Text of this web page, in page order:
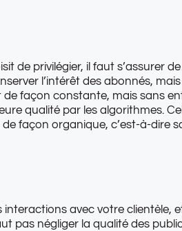
de privilégier, il faut s’assurer
l’intérêt des abonnés,
façon constante, mais sans
qualité par les algorithmes.
façon organique, c’est-à-dire
avec votre clientèle,
pas négliger la qualité des